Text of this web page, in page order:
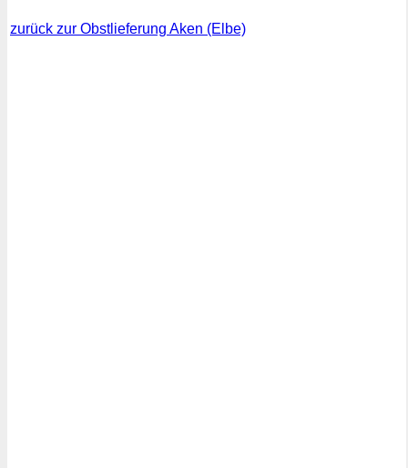
zurück zur Obstlieferung Aken (Elbe)